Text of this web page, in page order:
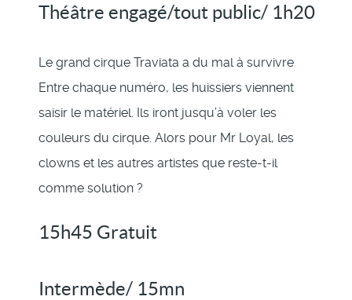
Théâtre engagé/tout public/ 1h20
Le grand cirque Traviata a du mal à survivre
Entre chaque numéro, les huissiers viennent
saisir le matériel. Ils iront jusqu’à voler les
couleurs du cirque. Alors pour Mr Loyal, les
clowns et les autres artistes que reste-t-il
comme solution ?
15h45 Gratuit
Intermède/ 15mn